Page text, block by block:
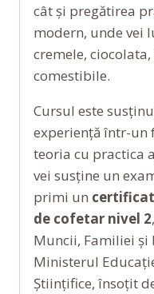
cât și pregătirea
modern, unde vei
cremele,
comestibile.
Cursul este
experiență într-un
teoria cu practica
vei susține un
primi un
de cofetar nivel 2
Muncii, Familiei şi
Ministerul
Științifice, însoțit